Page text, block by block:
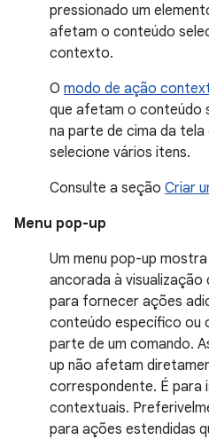
pressionado um
afetam o conteúdo
contexto.
O modo de ação
que afetam o conteúdo
na parte de cima da
selecione vários itens.
Consulte a seção Criar
Menu pop-up
Um menu pop-up
ancorada à visualização
para fornecer ações
conteúdo específico ou
parte de um comando.
up não afetam
correspondente. É para
contextuais.
para ações estendidas